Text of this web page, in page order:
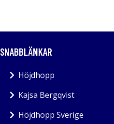
SNABBLÄNKAR
Höjdhopp
Kajsa Bergqvist
Höjdhopp Sverige